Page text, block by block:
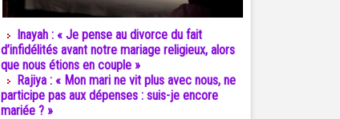
Inayah : « Je pense au divorce du fait
d’infidélités avant notre mariage religieux, alors
que nous étions en couple »
Rajiya : « Mon mari ne vit plus avec nous, ne
participe pas aux dépenses : suis-je encore
mariée ? »